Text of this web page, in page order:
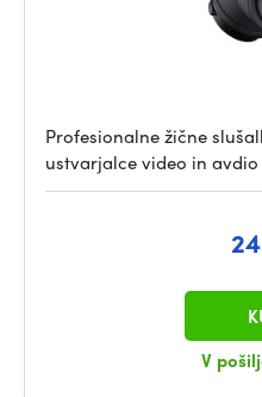
Profesionalne žične
ustvarjalce video in avdio
V